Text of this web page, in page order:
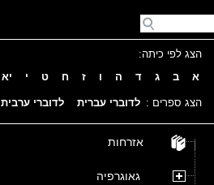
הצג לפי כיתה:
א
ב ג ד ה ו ז ח ט י יא
הצג ספרים : לדוברי עברית לדוברי ערבית
אזרחות
גאוגרפיה